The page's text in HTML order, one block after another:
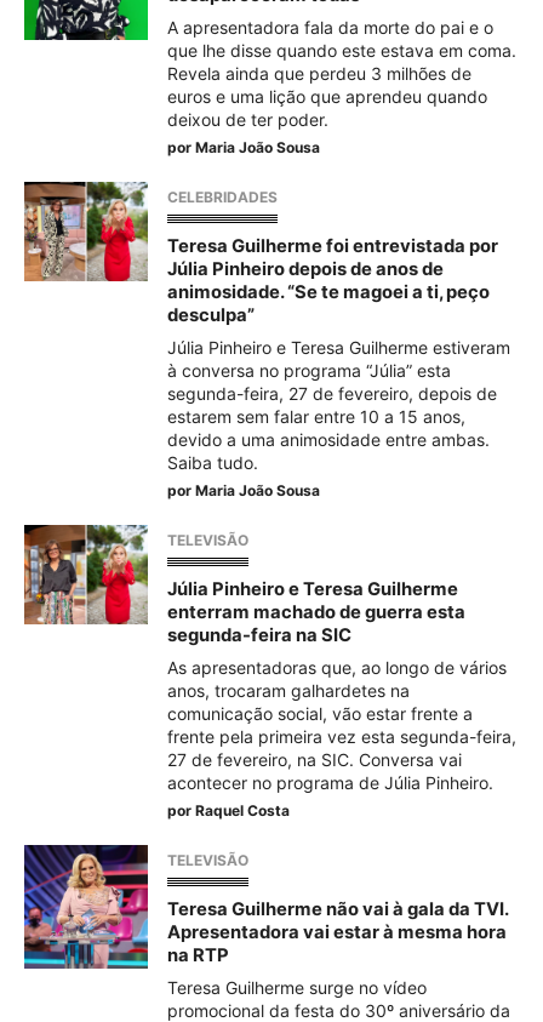
A apresentadora fala da morte do pai e o
que lhe disse quando este estava em coma.
Revela ainda que perdeu 3 milhões de
euros e uma lição que aprendeu quando
deixou de ter poder.
por Maria João Sousa
CELEBRIDADES
Teresa Guilherme foi entrevistada por
Júlia Pinheiro depois de anos de
animosidade. “Se te magoei a ti, peço
desculpa”
Júlia Pinheiro e Teresa Guilherme estiveram
à conversa no programa “Júlia” esta
segunda-feira, 27 de fevereiro, depois de
estarem sem falar entre 10 a 15 anos,
devido a uma animosidade entre ambas.
Saiba tudo.
por Maria João Sousa
TELEVISÃO
Júlia Pinheiro e Teresa Guilherme
enterram machado de guerra esta
segunda-feira na SIC
As apresentadoras que, ao longo de vários
anos, trocaram galhardetes na
comunicação social, vão estar frente a
frente pela primeira vez esta segunda-feira,
27 de fevereiro, na SIC. Conversa vai
acontecer no programa de Júlia Pinheiro.
por Raquel Costa
TELEVISÃO
Teresa Guilherme não vai à gala da TVI.
Apresentadora vai estar à mesma hora
na RTP
Teresa Guilherme surge no vídeo
promocional da festa do 30º aniversário da